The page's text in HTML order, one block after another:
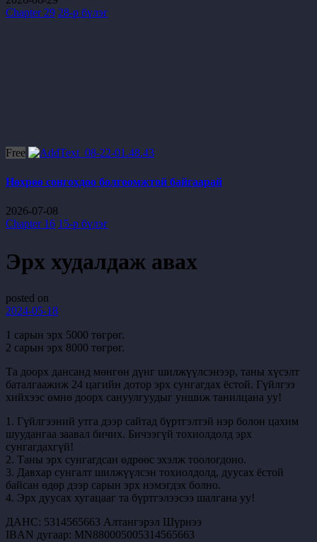
Chapter 29 28-р бүлэг
Free
Нөхрөө сонгохдоо болгоомжтой байгаарай
2026-07-08
Chapter 16 15-р бүлэг
Эрх худалдаж авах
posted on
2024-05-18
1 сарын эрх 5000 төгрөг.
2 сарын эрх 8000 төгрөг.
Та доорх дансанд мөнгөн дүнг шилжүүлсэнээр, таны хүсэлт
баталгаажиж 24 цагийн дотор эрх сунгагдах ёстой. Гүйлгээ
хийхээс өмнө доорх сануулгуудыг уншиж танилцана уу!
1. Гүйлгээний утга дээр сайтад бүртгэлтэй нэр болон цахим
шуудангаа заавал бичих. Бичээгүй тохиолдолд эрх
сунгагдахгүй!
2. Таны эрх сунгагдсан өдрөөс эхэлж тоологдоно.
3. Давхар сунгалт шилжүүлсэн тохиолдолд, дуусах ёстой
байсан өдөр дээр сарын эрх нэмэгдэх болно.
4. Эрх дуусах хугацааг та бүртгэлээсээ шалгана уу!
ДАНС: 5314565663 Алтангэрэл Шүрнээ
IBAN дугаар: MN880005005314565663